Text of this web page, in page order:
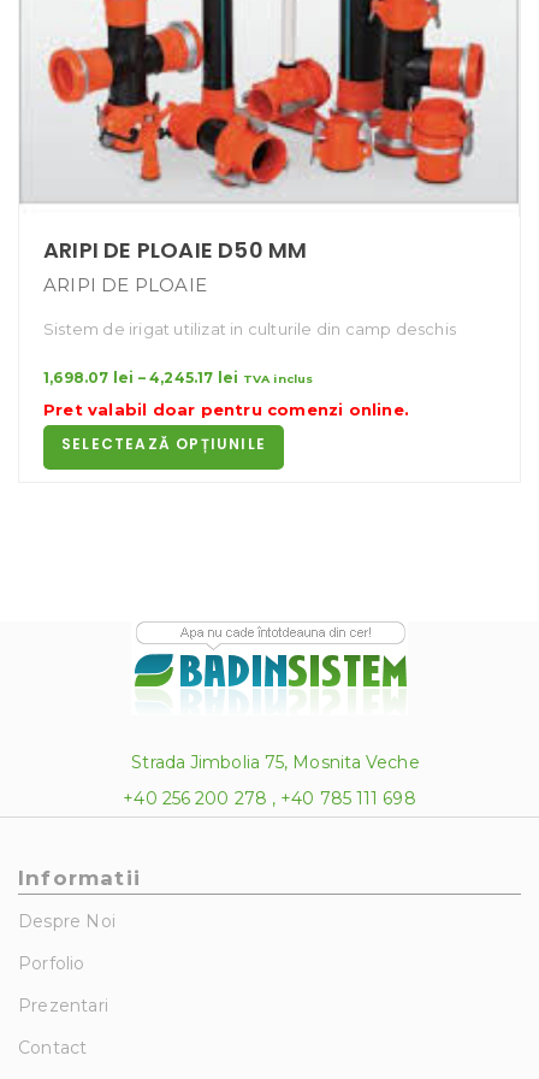
ARIPI DE PLOAIE D50 MM
ARIPI DE PLOAIE
Sistem de irigat utilizat in culturile din camp deschis
1,698.07 lei – 4,245.17 lei Interval
prețuri:
1,698.07 lei
până
TVA inclus
Pret valabil doar pentru comenzi online.
SELECTEAZĂ OPȚIUNILE
Strada Jimbolia 75, Mosnita Veche
+40 256 200 278 , +40 785 111 698
Informatii
Despre Noi
Porfolio
Prezentari
Contact